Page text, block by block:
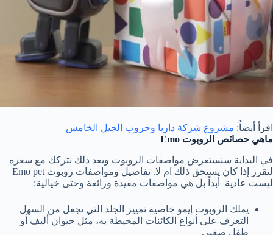
اقرأ أيضاُ: مشروع شركة داربا وحروب الجيل الخامس
ماهي حصائص الروبوت Emo
في البداية سنستعرض مواصفات الروبوت وبعد ذلك نتركك مع سعره
لتقرر إذا كان يستحق ذلك ام لا. تفاصيل ومواصفات روبوت Emo pet
ليست عادية أبداً بل هي مواصفات مفيدة ورائعة وحتى خيالية:
يملك الروبوت إيمو خاصية تمييز الجلد التي تجعل من السهل
التعرف على أنواع الكائنات المحيطة به، مثل حيوان أليف أو
طفل صغير.